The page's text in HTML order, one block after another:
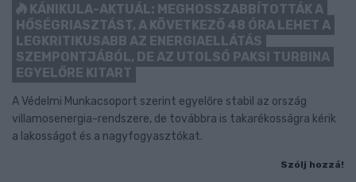
KÁNIKULA-AKTUÁL: MEGHOSSZABBÍTOTTÁK A
HŐSÉGRIASZTÁST, A KÖVETKEZŐ 48 ÓRA LEHET A
LEGKRITIKUSABB AZ ENERGIAELLÁTÁS
SZEMPONTJÁBÓL, DE AZ UTOLSÓ PAKSI TURBINA
EGYELŐRE KITART
A Védelmi Munkacsoport szerint egyelőre stabil az ország
villamosenergia-rendszere, de továbbra is takarékosságra kérik
a lakosságot és a nagyfogyasztókat.
Szólj hozzá!